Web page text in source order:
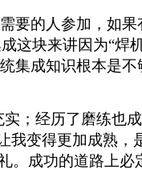
要的人参加，如
这块来讲因为“焊
集成知识根本是
；经历了磨练也
我变得更加成熟
。成功的道路上